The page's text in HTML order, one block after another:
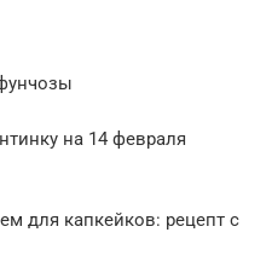
на 14 февраля
для капкейков: рецепт с